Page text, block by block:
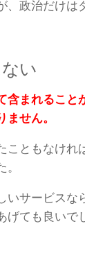
、政治だけは
い
含まれること
せん。
こともなけれ
いサービスな
げても良いで